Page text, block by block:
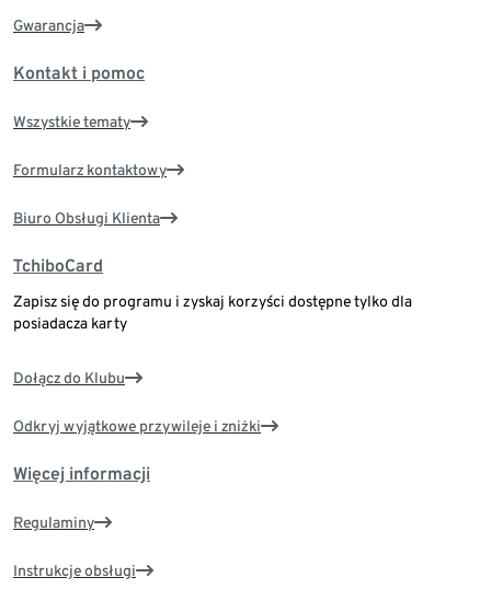
Gwarancja
Kontakt i pomoc
Wszystkie tematy
Formularz kontaktowy
Biuro Obsługi Klienta
TchiboCard
Zapisz się do programu i zyskaj korzyści dostępne tylko dla
posiadacza karty
Dołącz do Klubu
Odkryj wyjątkowe przywileje i zniżki
Więcej informacji
Regulaminy
Instrukcje obsługi